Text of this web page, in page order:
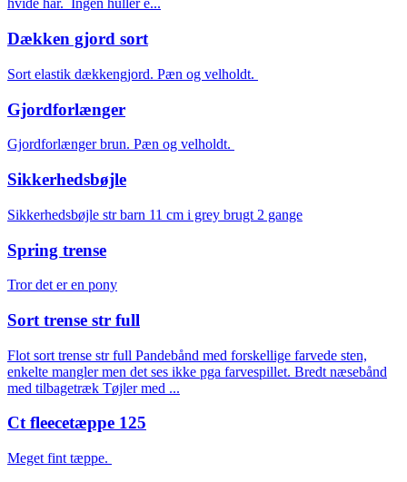
hvide hår. Ingen huller e...
Dækken gjord sort
Sort elastik dækkengjord. Pæn og velholdt.
Gjordforlænger
Gjordforlænger brun. Pæn og velholdt.
Sikkerhedsbøjle
Sikkerhedsbøjle str barn 11 cm i grey brugt 2 gange
Spring trense
Tror det er en pony
Sort trense str full
Flot sort trense str full Pandebånd med forskellige farvede sten,
enkelte mangler men det ses ikke pga farvespillet. Bredt næsebånd
med tilbagetræk Tøjler med ...
Ct fleecetæppe 125
Meget fint tæppe.